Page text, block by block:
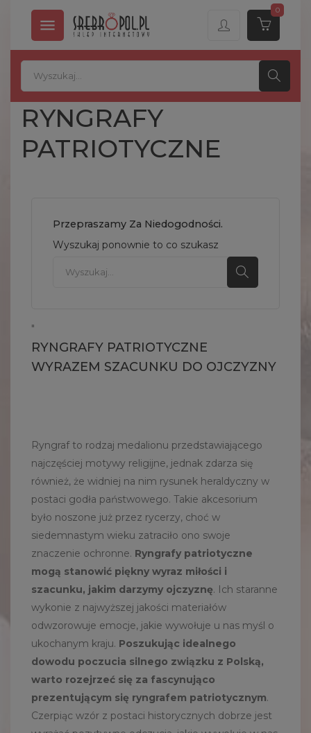

0
RYNGRAFY
PATRIOTYCZNE
Przepraszamy Za Niedogodności.
Wyszukaj ponownie to co szukasz
"
RYNGRAFY PATRIOTYCZNE
WYRAZEM SZACUNKU DO OJCZYZNY
Ryngraf to rodzaj medalionu przedstawiającego
najczęściej motywy religijne, jednak zdarza się
również, że widniej na nim rysunek heraldyczny w
postaci godła państwowego. Takie akcesorium
było noszone już przez rycerzy, choć w
siedemnastym wieku zatraciło ono swoje
znaczenie ochronne. Ryngrafy patriotyczne
mogą stanowić piękny wyraz miłości i
szacunku, jakim darzymy ojczyznę. Ich staranne
wykonie z najwyższej jakości materiałów
odwzorowuje emocje, jakie wywołuje u nas myśl o
ukochanym kraju. Poszukując idealnego
dowodu poczucia silnego związku z Polską,
warto rozejrzeć się za fascynująco
prezentującym się ryngrafem patriotycznym.
Czerpiąc wzór z postaci historycznych dobrze jest